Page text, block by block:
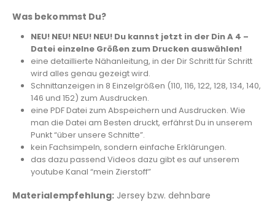
Was bekommst Du?
NEU! NEU! NEU! NEU! Du kannst jetzt in der Din A 4 –
Datei einzelne Größen zum Drucken auswählen!
eine detaillierte Nähanleitung, in der Dir Schritt für Schritt
wird alles genau gezeigt wird.
Schnittanzeigen in 8 Einzelgrößen (110, 116, 122, 128, 134, 140,
146 und 152) zum Ausdrucken.
eine PDF Datei zum Abspeichern und Ausdrucken. Wie
man die Datei am Besten druckt, erfährst Du in unserem
Punkt “über unsere Schnitte”.
kein Fachsimpeln, sondern einfache Erklärungen.
das dazu passend Videos dazu gibt es auf unserem
youtube Kanal “mein Zierstoff”
Materialempfehlung: Jersey bzw. dehnbare